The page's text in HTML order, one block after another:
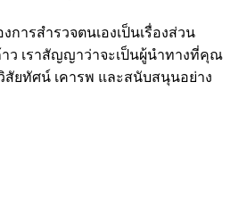
การสำรวจตนเองเป็นเรื่องส่วน
ว เราสัญญาว่าจะเป็นผู้นำทางที่คุณ
ยทัศน์ เคารพ และสนับสนุนอย่าง